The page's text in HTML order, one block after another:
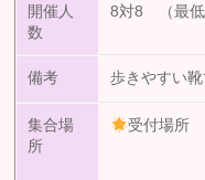
開催人
数
8対8 （最低
備考 歩きやすい
集合場
所
受付場所